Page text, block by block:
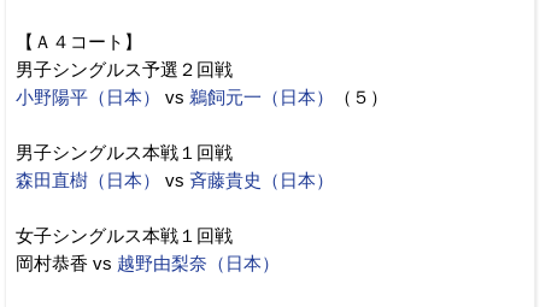
【Ａ４コート】
男子シングルス予選２回戦
小野陽平（日本）
vs 鵜飼元一（日本） （５）
男子シングルス本戦１回戦
森田直樹（日本）
vs 斉藤貴史（日本）
女子シングルス本戦１回戦
岡村恭香 vs 越野由梨奈（日本）